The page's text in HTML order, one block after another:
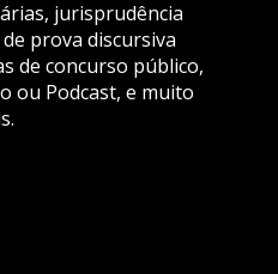
jurisprudência
prova discursiva
de concurso público,
ou Podcast, e muito